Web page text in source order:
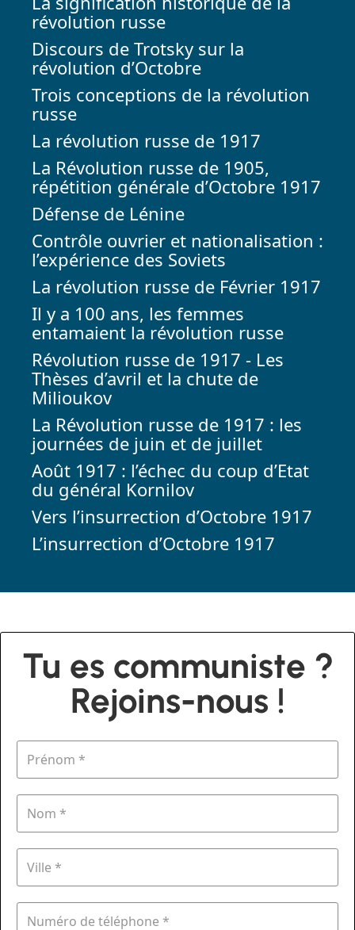
révolution russe
Discours de Trotsky sur la
révolution d’Octobre
Trois conceptions de la révolution
russe
La révolution russe de 1917
La Révolution russe de 1905,
répétition générale d’Octobre 1917
Défense de Lénine
Contrôle ouvrier et nationalisation :
l’expérience des Soviets
La révolution russe de Février 1917
Il y a 100 ans, les femmes
entamaient la révolution russe
Révolution russe de 1917 - Les
Thèses d’avril et la chute de
Milioukov
La Révolution russe de 1917 : les
journées de juin et de juillet
Août 1917 : l’échec du coup d’Etat
du général Kornilov
Vers l’insurrection d’Octobre 1917
L’insurrection d’Octobre 1917
Tu es communiste ?
Rejoins-nous !